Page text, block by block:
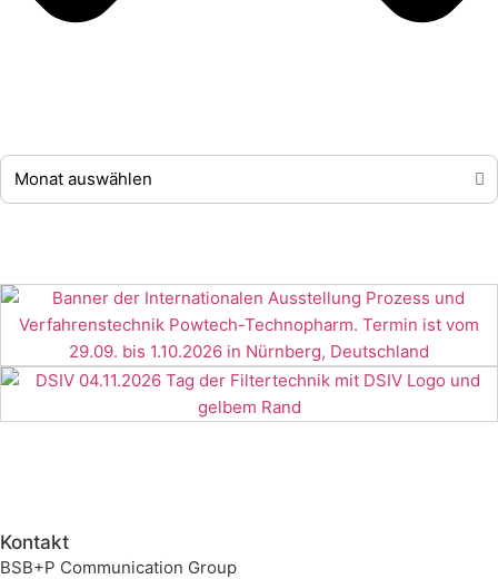
Kontakt
BSB+P Communication Group